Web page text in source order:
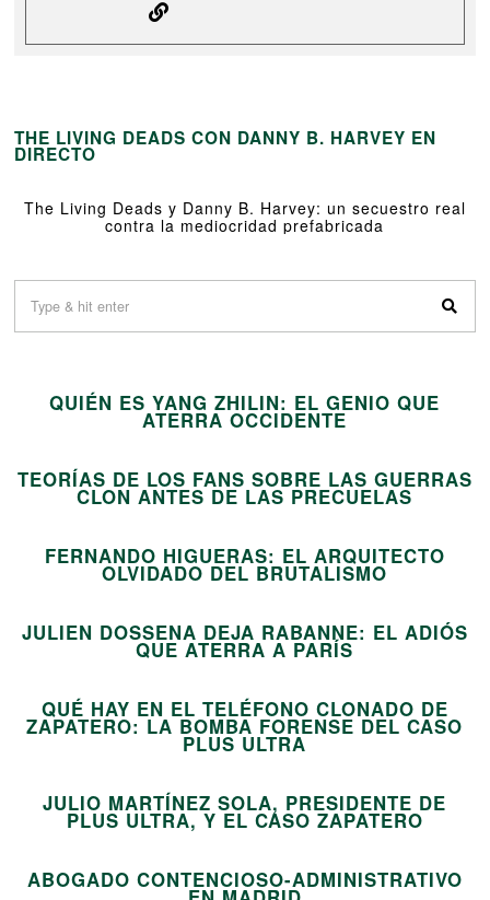
THE LIVING DEADS CON DANNY B. HARVEY EN
DIRECTO
The Living Deads y Danny B. Harvey: un secuestro real
contra la mediocridad prefabricada
QUIÉN ES YANG ZHILIN: EL GENIO QUE
ATERRA OCCIDENTE
TEORÍAS DE LOS FANS SOBRE LAS GUERRAS
CLON ANTES DE LAS PRECUELAS
FERNANDO HIGUERAS: EL ARQUITECTO
OLVIDADO DEL BRUTALISMO
JULIEN DOSSENA DEJA RABANNE: EL ADIÓS
QUE ATERRA A PARÍS
QUÉ HAY EN EL TELÉFONO CLONADO DE
ZAPATERO: LA BOMBA FORENSE DEL CASO
PLUS ULTRA
JULIO MARTÍNEZ SOLA, PRESIDENTE DE
PLUS ULTRA, Y EL CASO ZAPATERO07
ABOGADO CONTENCIOSO-ADMINISTRATIVO